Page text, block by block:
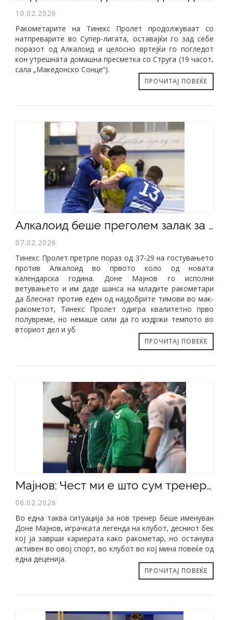
10.02.2026
Ракометарите на Тинекс Пролет продолжуваат со
натпреварите во Супер-лигата, оставајќи го зад себе
поразот од Алкалоид и целосно вртејќи го погледот
кон утрешната домашна пресметка со Струга (19 часот,
сала „Македонско Сонце“).
ПРОЧИТАЈ ПОВЕЌЕ
Алкалоид беше преголем залак за подмладениот Тинекс Пролет
07.02.2026
Тинекс Пролет претрпе пораз од 37-29 на гостувањето
против Алкалоид во првото коло од новата
календарска година. Доне Мајнов го исполни
ветувањето и им даде шанса на младите ракометари
да блеснат против еден од најдобрите тимови во мак-
ракометот, Тинекс Пролет одигра квалитетно прво
полувреме, но немаше сили да го издржи темпото во
вториот дел и уб
ПРОЧИТАЈ ПОВЕЌЕ
​Мајнов: Чест ми е што сум тренер на Тинекс Пролет, имаме и талент и квалитет
06.02.2026
Во една таква ситуација за нов тренер беше именуван
Доне Мајнов, играчката легенда на клубот, десниот бек
кој ја заврши кариерата како ракометар, но останува
активен во овој спорт, во клубот во кој мина повеќе од
една деценија.
ПРОЧИТАЈ ПОВЕЌЕ